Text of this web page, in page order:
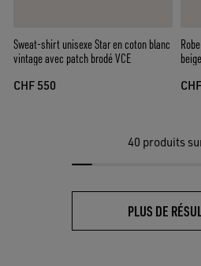
Sweat-shirt unisexe Star en coton blanc
vintage avec patch brodé VCE
CHF 550
40 produits
PLUS DE